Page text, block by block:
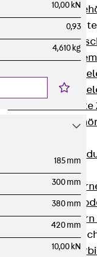
Schalrohre
Zurück
Dorne
Zurück
Querkraftdorn
Zurück
10,00 kN
0,93
4,610 kg
185 mm
300 mm
380 mm
420 mm
10,00 kN